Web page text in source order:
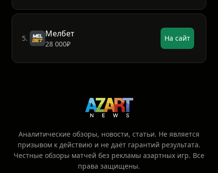
5. Мелбет
28 000₽
На сайт
Аналитические обзоры, новости, статьи. Не является
призывом к действию и не даёт гарантий результата.
Честные обзоры матчей без рекламы азартных игр. Все
права защищены.